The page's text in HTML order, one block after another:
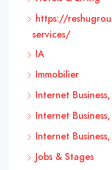
https://
services/
IA
Immobilier
Internet
Internet
Internet
Jobs & Stages